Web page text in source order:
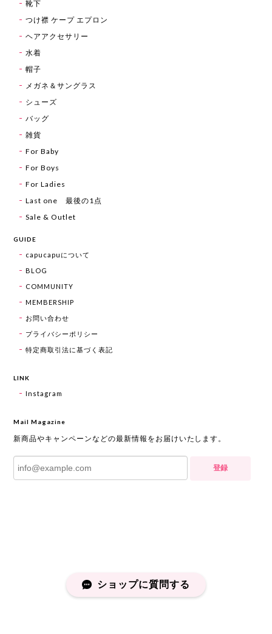
靴下
つけ襟 ケープ エプロン
ヘアアクセサリー
水着
帽子
メガネ＆サングラス
シューズ
バッグ
雑貨
For Baby
For Boys
For Ladies
Last one 最後の1点
Sale & Outlet
GUIDE
capucapuについて
BLOG
COMMUNITY
MEMBERSHIP
お問い合わせ
プライバシーポリシー
特定商取引法に基づく表記
LINK
Instagram
Mail Magazine
新商品やキャンペーンなどの最新情報をお届けいたします。
登録
ショップに質問する